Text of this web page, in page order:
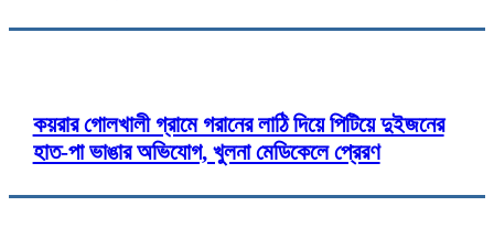
কয়রার গোলখালী গ্রামে গরানের লাঠি দিয়ে পিটিয়ে দুইজনের
হাত-পা ভাঙার অভিযোগ, খুলনা মেডিকেলে প্রেরণ